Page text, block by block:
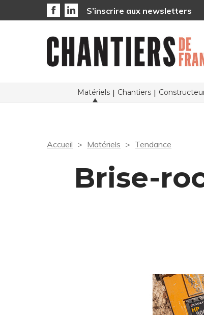
S’inscrire aux newsletters
Matériels Chantiers
Accueil Matériels Tendance
Brise-